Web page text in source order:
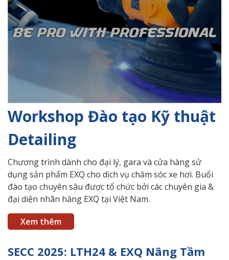
Workshop Đào tạo Kỹ thuật
Detailing
Chương trình dành cho đại lý, gara và cửa hàng sử
dụng sản phẩm EXQ cho dịch vụ chăm sóc xe hơi. Buổi
đào tạo chuyên sâu được tổ chức bởi các chuyên gia &
đại diện nhãn hàng EXQ tại Việt Nam.
Xem thêm
SECC 2025: LTH24 & EXQ Nâng Tầm